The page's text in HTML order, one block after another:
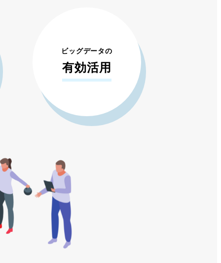
ビッグデータの
有効活用